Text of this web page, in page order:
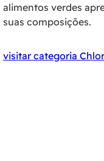
alimentos verdes
suas composições.
visitar categoria